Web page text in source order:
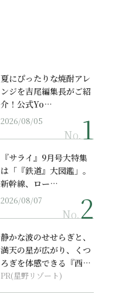
夏にぴったりな焼酎アレ
ンジを吉尾編集長がご紹
介！公式Yo…
2026/08/05
No.
『サライ』9月号大特集
は「『鉄道』大図鑑」。
新幹線、ロー…
2026/08/07
No.
静かな波のせせらぎと、
満天の星が広がり、くつ
ろぎを体感できる『西表
島ホテル by...
PR(星野リゾート)